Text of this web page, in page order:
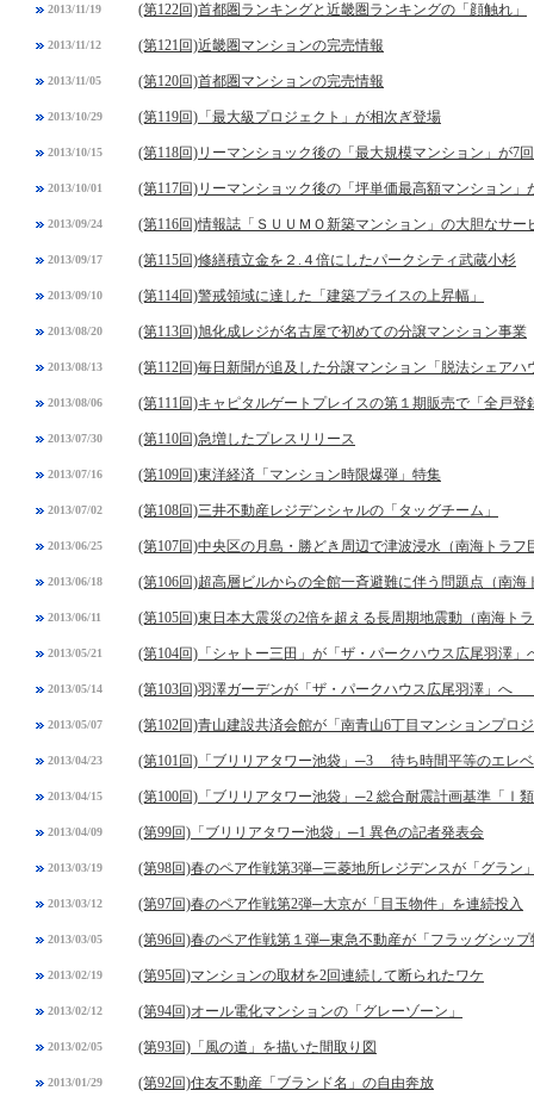
2013/11/19 (第122回)首都圏ランキングと近畿圏ランキングの「顔触れ」
2013/11/12 (第121回)近畿圏マンションの完売情報
2013/11/05 (第120回)首都圏マンションの完売情報
2013/10/29 (第119回)「最大級プロジェクト」が相次ぎ登場
2013/10/15 (第118回)リーマンショック後の「最大規模マンション」が7
2013/10/01 (第117回)リーマンショック後の「坪単価最高額マンション」
2013/09/24 (第116回)情報誌「ＳＵＵＭＯ新築マンション」の大胆なサー
2013/09/17 (第115回)修繕積立金を２.４倍にしたパークシティ武蔵小杉
2013/09/10 (第114回)警戒領域に達した「建築プライスの上昇幅」
2013/08/20 (第113回)旭化成レジが名古屋で初めての分譲マンション事業
2013/08/13 (第112回)毎日新聞が追及した分譲マンション「脱法シェアハ
2013/08/06 (第111回)キャピタルゲートプレイスの第１期販売で「全戸登
2013/07/30 (第110回)急増したプレスリリース
2013/07/16 (第109回)東洋経済「マンション時限爆弾」特集
2013/07/02 (第108回)三井不動産レジデンシャルの「タッグチーム」
2013/06/25 (第107回)中央区の月島・勝どき周辺で津波浸水（南海トラフ
2013/06/18 (第106回)超高層ビルからの全館一斉避難に伴う問題点（南
2013/06/11 (第105回)東日本大震災の2倍を超える長周期地震動（南海ト
2013/05/21 (第104回)「シャトー三田」が「ザ・パークハウス広尾羽澤」
2013/05/14 (第103回)羽澤ガーデンが「ザ・パークハウス広尾羽澤」へ
2013/05/07 (第102回)青山建設共済会館が「南青山6丁目マンションプロ
2013/04/23 (第101回)「ブリリアタワー池袋」─3 待ち時間平等のエレ
2013/04/15 (第100回)「ブリリアタワー池袋」─2 総合耐震計画基準「Ⅰ
2013/04/09 (第99回)「ブリリアタワー池袋」─1 異色の記者発表会
2013/03/19 (第98回)春のペア作戦第3弾─三菱地所レジデンスが「グラン
2013/03/12 (第97回)春のペア作戦第2弾─大京が「目玉物件」を連続投入
2013/03/05 (第96回)春のペア作戦第１弾─東急不動産が「フラッグシッ
2013/02/19 (第95回)マンションの取材を2回連続して断られたワケ
2013/02/12 (第94回)オール電化マンションの「グレーゾーン」
2013/02/05 (第93回)「風の道」を描いた間取り図
2013/01/29 (第92回)住友不動産「ブランド名」の自由奔放